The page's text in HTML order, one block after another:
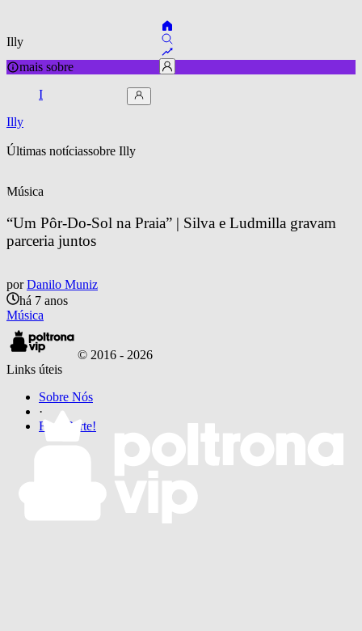
Illy
mais sobre
I
Illy
Últimas notíciassobre Illy
Música
“Um Pôr-Do-Sol na Praia” | Silva e Ludmilla gravam
parceria juntos
por Danilo Muniz
há 7 anos
Música
© 2016 - 2026
Links úteis
Sobre Nós
·
Faça Parte!